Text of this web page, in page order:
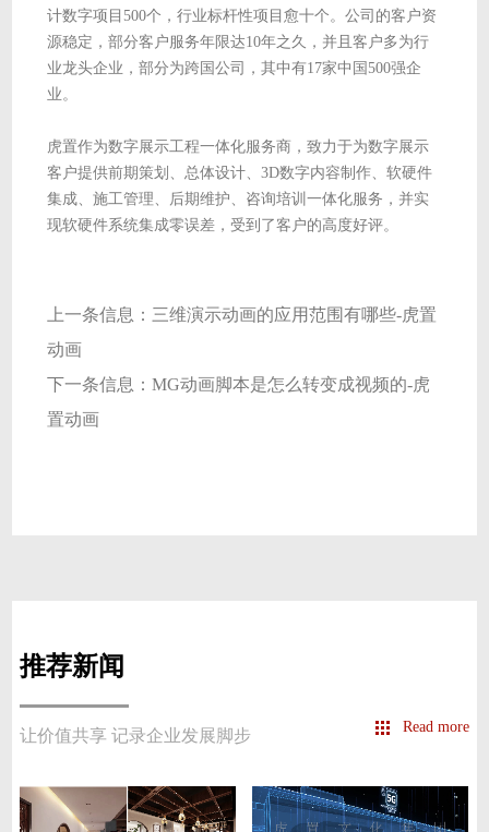
计数字项目500个，行业标杆性项目愈十个。公司的客户资
源稳定，部分客户服务年限达10年之久，并且客户多为行
业龙头企业，部分为跨国公司，其中有17家中国500强企
业。
虎置作为数字展示工程一体化服务商，致力于为数字展示
客户提供前期策划、总体设计、3D数字内容制作、软硬件
集成、施工管理、后期维护、咨询培训一体化服务，并实
现软硬件系统集成零误差，受到了客户的高度好评。
上一条信息： 三维演示动画的应用范围有哪些-虎置
动画
下一条信息：MG动画脚本是怎么转变成视频的-虎
置动画
推荐新闻
让价值共享 记录企业发展脚步 Read more